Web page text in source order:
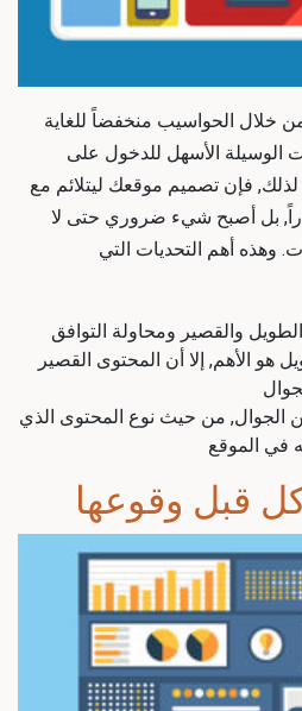
خلال الحواسيب منخفضاً للغاية
الوسيلة الأسهل للدخول على
فإن تصميم موقعك ليتلائم مع
بل أصبح شيء ضروري حتى لا
وهذه أهم التحديات التي
والقصير ومحاولة التوافق
هو الأهم, إلا أن المحتوى القصير
الجوال, من حيث نوع المحتوى الذي
في الموقع
قبل وقوعها